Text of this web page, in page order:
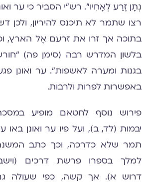
נְתָן זֶרַע לְאָחִיו". רש"י הסביר כי ער
רצו שתמר לא תיכנס להיריון, ולכן
בתוכה אך זרו את זרעם אֶל הארץ,
בלשון המדרש רבה (סימן פה)
בגנות ומערה לאשפות". ער ואונן
באפשרות לפרות ולרבות.
פירוש נוסף לחטאם מופיע
יבמות (לד, ב), ועל פיו ער ואונן באו
תמר שלא כדרכה, וכך כתב
למלך בספרו פרשת דרכים
דרוש א). אך קשה, כפי שעולה